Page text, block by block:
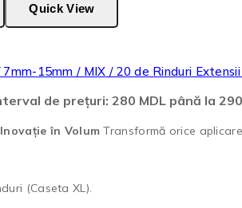
Quick View
7mm-15mm / MIX / 20 de Rinduri
de prețuri: 280 MDL până la
în Volum Transformă orice
(Caseta XL).